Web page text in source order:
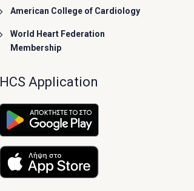
American College of Cardiology
World Heart Federation
Membership
HCS Application